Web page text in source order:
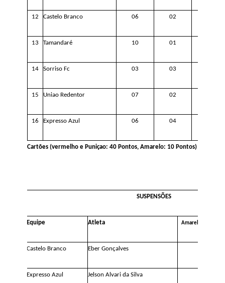
12 Castelo Branco 06 02
13 Tamandaré 10 01
14 Sorriso Fc 03 03
15 Uniao Redentor 07 02
16 Expresso Azul 06 04
Cartões (vermelho e Puniçao: 40 Pontos, Amarelo: 10 Pontos)
SUSPENSÕES
Equipe Atleta Amarelo
Castelo Branco Eber Gonçalves
Expresso Azul Jelson Alvari da Silva